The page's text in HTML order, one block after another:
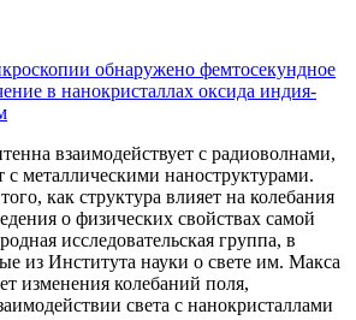
обнаружено фемтосекундное
в нанокристаллах оксида индия-
взаимодействует с радиоволнами,
с металлическими наноструктурами.
как структура влияет на колебания
о физических свойствах самой
исследовательская группа, в
из Института науки о свете им. Макса
изменения колебаний поля,
света с нанокристаллами